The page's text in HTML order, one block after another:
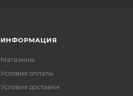
ИНФОРМАЦИЯ
Магазины
Условия оплаты
Условия доставки